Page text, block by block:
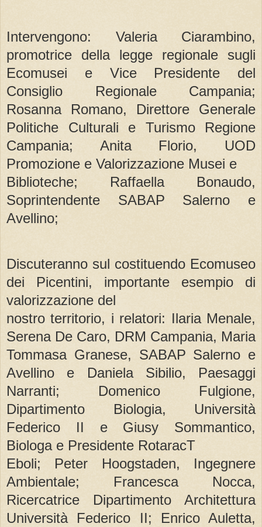
Intervengono: Valeria Ciarambino,
promotrice della legge regionale sugli
Ecomusei e Vice Presidente del
Consiglio Regionale Campania;
Rosanna Romano, Direttore Generale
Politiche Culturali e Turismo Regione
Campania; Anita Florio, UOD
Promozione e Valorizzazione Musei e
Biblioteche; Raffaella Bonaudo,
Soprintendente SABAP Salerno e
Avellino;
Discuteranno sul costituendo Ecomuseo
dei Picentini, importante esempio di
valorizzazione del
nostro territorio, i relatori: Ilaria Menale,
Serena De Caro, DRM Campania, Maria
Tommasa Granese, SABAP Salerno e
Avellino e Daniela Sibilio, Paesaggi
Narranti; Domenico Fulgione,
Dipartimento Biologia, Università
Federico II e Giusy Sommantico,
Biologa e Presidente RotaracT
Eboli; Peter Hoogstaden, Ingegnere
Ambientale; Francesca Nocca,
Ricercatrice Dipartimento Architettura
Università Federico II; Enrico Auletta,